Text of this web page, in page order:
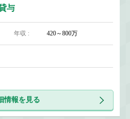
与
年収 : 420～800万
情報を見る